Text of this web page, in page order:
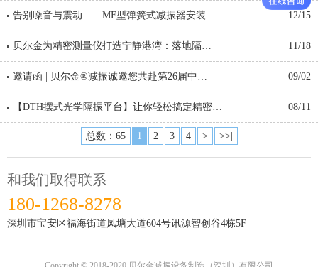
告别噪音与震动——MF型弹簧式减振器安装… 12/15
贝尔金为精密测量仪打造宁静港湾：落地隔… 11/18
邀请函 | 贝尔金®减振诚邀您共赴第26届中… 09/02
【DTH摆式光学隔振平台】让你轻松搞定精密… 08/11
总数：65 1 2 3 4 > >>|
和我们取得联系
180-1268-8278
深圳市宝安区福海街道凤塘大道604号讯源智创谷4栋5F